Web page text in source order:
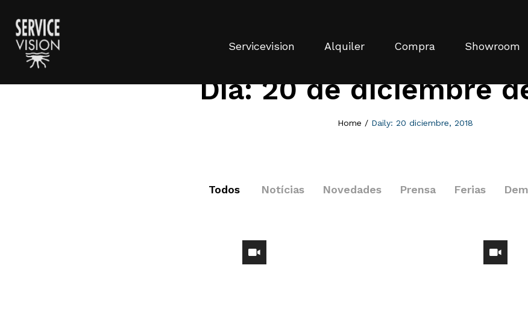
Servicevision Alquiler Compra Showroom
Día:20 de diciembre
Home / Daily: 20 diciembre, 2018
Todos Notícias Novedades Prensa Ferias